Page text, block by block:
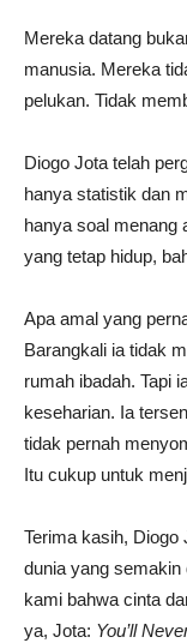
Mereka datang
manusia. Mereka
pelukan. Tidak
Diogo Jota telah
hanya statistik dan
hanya soal menang
yang tetap hidup,
Apa amal yang
Barangkali ia tidak
rumah ibadah. Tapi
keseharian. Ia
tidak pernah
Itu cukup untuk
Terima kasih, Diogo
dunia yang semakin
kami bahwa cinta
ya, Jota: You’ll